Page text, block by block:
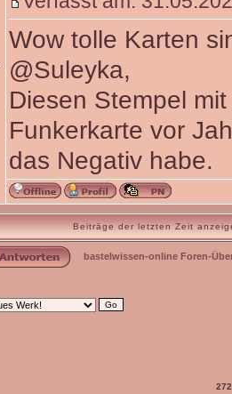
Wow tolle Karten
@Suleyka,
Diesen Stempel
Funkerkarte vor
das Negativ habe.
Beiträge der letzten Zeit
bastelwissen-online Foren-